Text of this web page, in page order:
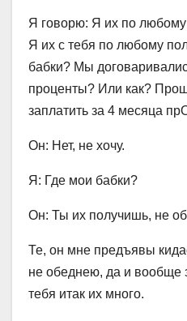
Я говорю: Я их по любому
Я их с тебя по любому
бабки? Мы
проценты? Или как?
заплатить за 4 месяца
Он: Нет, не хочу.
Я: Где мои бабки?
Он: Ты их получишь, не
Те, он мне предъявы
не обеднею, да и вообще
тебя итак их много.